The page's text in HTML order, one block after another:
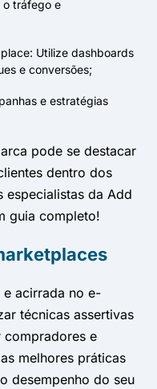
o tráfego e
Utilize dashboards
e conversões;
e estratégias
pode se destacar
dentro dos
especialistas da Add
guia completo!
e acirrada no e-
técnicas assertivas
compradores e
melhores práticas
desempenho do seu